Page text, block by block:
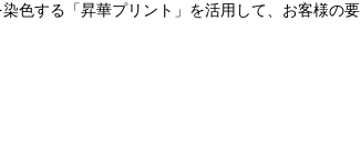
色する「昇華プリント」を活用して、お客様の要